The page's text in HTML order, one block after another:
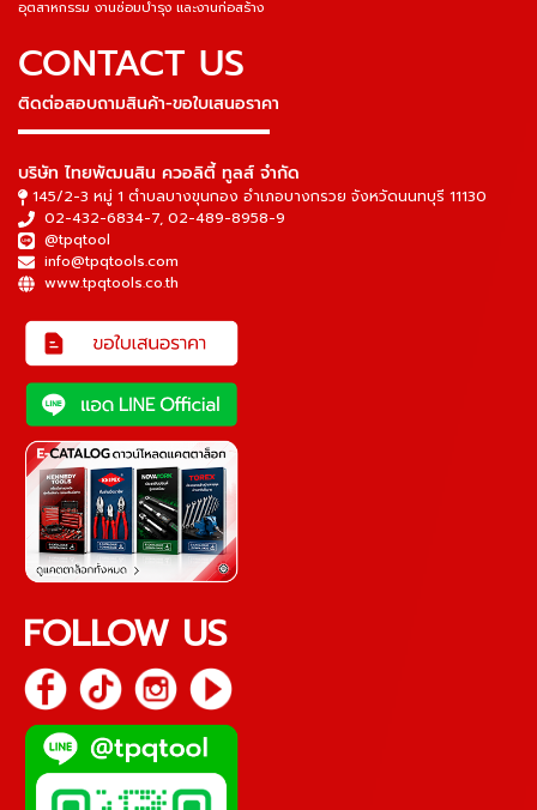
อุตสาหกรรม งานซ่อมบำรุง และงานก่อสร้าง
CONTACT US
ติดต่อสอบถามสินค้า-ขอใบเสนอราคา
▬▬▬▬▬▬▬▬▬▬▬▬▬▬▬
บริษัท ไทยพัฒนสิน ควอลิตี้ ทูลส์ จำกัด
145/2-3 หมู่ 1 ตำบลบางขุนกอง อำเภอบางกรวย จังหวัดนนทบุรี 11130
02-432-6834-7, 02-489-8958-9
@tpqtool
info@tpqtools.com
www.tpqtools.co.th
FOLLOW US